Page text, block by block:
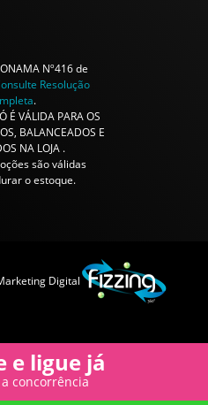
e ligue já
concorrência
Nº416 de
Resolução
.
É VÁLIDA PARA OS
BALANCEADOS E
NA LOJA .
são válidas
o estoque.
Digital